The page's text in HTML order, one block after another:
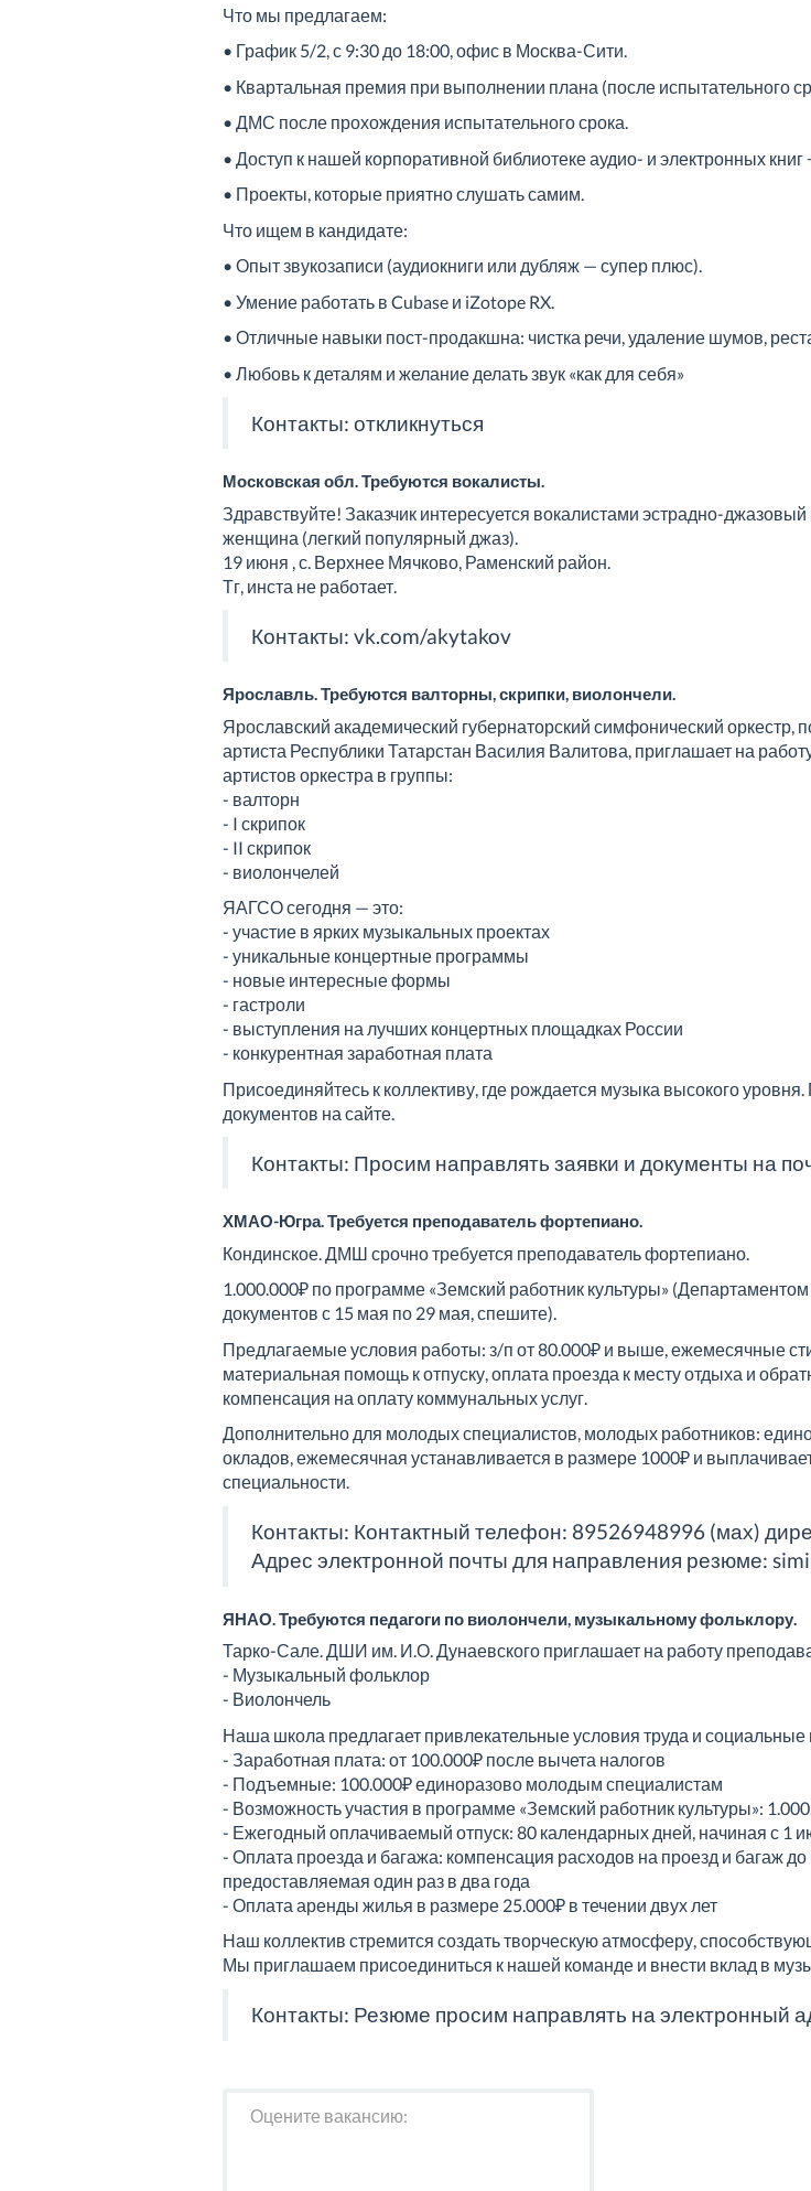
Что мы предлагаем:
• График 5/2, с 9:30 до 18:00, офис в Москва-Сити.
• Квартальная премия при выполнении плана (после испытательного
• ДМС после прохождения испытательного срока.
• Доступ к нашей корпоративной библиотеке аудио- и электронных книг
• Проекты, которые приятно слушать самим.
Что ищем в кандидате:
• Опыт звукозаписи (аудиокниги или дубляж — супер плюс).
• Умение работать в Cubase и iZotope RX.
• Отличные навыки пост-продакшна: чистка речи, удаление шумов,
• Любовь к деталям и желание делать звук «как для себя»
Контакты: откликнуться
Московская обл. Требуются вокалисты.
Здравствуйте! Заказчик интересуется вокалистами эстрадно-
женщина (легкий популярный джаз).
19 июня , с. Верхнее Мячково, Раменский район.
Тг, инста не работает.
Контакты: vk.com/akytakov
Ярославль. Требуются валторны, скрипки, виолончели.
Ярославский академический губернаторский симфонический оркестр,
артиста Республики Татарстан Василия Валитова, приглашает на
артистов оркестра в группы:
- валторн
- I скрипок
- II скрипок
- виолончелей
ЯАГСО сегодня — это:
- участие в ярких музыкальных проектах
- уникальные концертные программы
- новые интересные формы
- гастроли
- выступления на лучших концертных площадках России
- конкурентная заработная плата
Присоединяйтесь к коллективу, где рождается музыка высокого
документов на сайте.
Контакты: Просим направлять заявки и документы на
ХМАО-Югра. Требуется преподаватель фортепиано.
Кондинское. ДМШ срочно требуется преподаватель фортепиано.
1.000.000₽ по программе «Земский работник культуры»
документов с 15 мая по 29 мая, спешите).
Предлагаемые условия работы: з/п от 80.000₽ и выше, ежемесячные
материальная помощь к отпуску, оплата проезда к месту отдыха и
компенсация на оплату коммунальных услуг.
Дополнительно для молодых специалистов, молодых работников:
окладов, ежемесячная устанавливается в размере 1000₽ и
специальности.
Контакты: Контактный телефон: 89526948996 (мах)
Адрес электронной почты для направления резюме:
ЯНАО. Требуются педагоги по виолончели, музыкальному фольклору.
Тарко-Сале. ДШИ им. И.О. Дунаевского приглашает на работу
- Музыкальный фольклор
- Виолончель
Наша школа предлагает привлекательные условия труда и социальные
- Заработная плата: от 100.000₽ после вычета налогов
- Подъемные: 100.000₽ единоразово молодым специалистам
- Возможность участия в программе «Земский работник культуры»:
- Ежегодный оплачиваемый отпуск: 80 календарных дней, начиная с 1
- Оплата проезда и багажа: компенсация расходов на проезд и багаж
предоставляемая один раз в два года
- Оплата аренды жилья в размере 25.000₽ в течении двух лет
Наш коллектив стремится создать творческую атмосферу,
Мы приглашаем присоединиться к нашей команде и внести вклад в
Контакты: Резюме просим направлять на электронный
Оцените вакансию: